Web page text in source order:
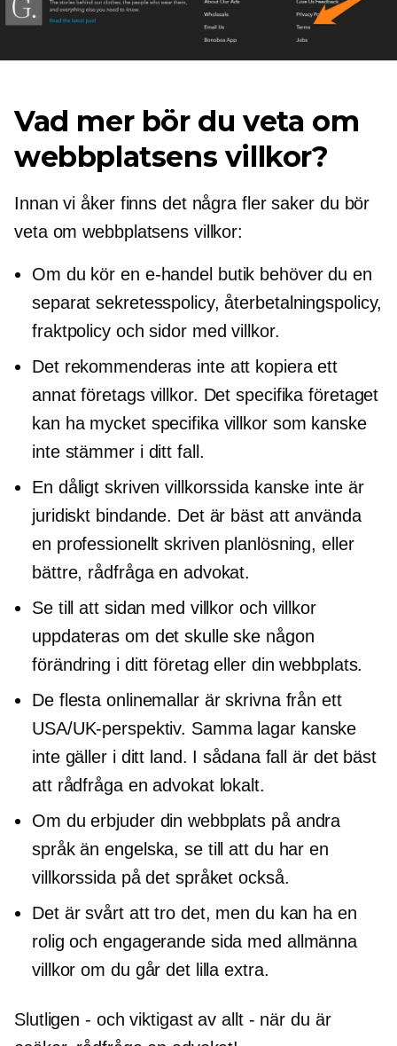
Vad mer bör du veta om
webbplatsens villkor?
Innan vi åker finns det några fler saker du bör
veta om webbplatsens villkor:
Om du kör en e-handel butik behöver du en
separat sekretesspolicy, återbetalningspolicy,
fraktpolicy och sidor med villkor.
Det rekommenderas inte att kopiera ett
annat företags villkor. Det specifika företaget
kan ha mycket specifika villkor som kanske
inte stämmer i ditt fall.
En dåligt skriven villkorssida kanske inte är
juridiskt bindande. Det är bäst att använda
en professionellt skriven planlösning, eller
bättre, rådfråga en advokat.
Se till att sidan med villkor och villkor
uppdateras om det skulle ske någon
förändring i ditt företag eller din webbplats.
De flesta onlinemallar är skrivna från ett
USA/UK-perspektiv. Samma lagar kanske
inte gäller i ditt land. I sådana fall är det bäst
att rådfråga en advokat lokalt.
Om du erbjuder din webbplats på andra
språk än engelska, se till att du har en
villkorssida på det språket också.
Det är svårt att tro det, men du kan ha en
rolig och engagerande sida med allmänna
villkor om du går det lilla extra.
Slutligen - och viktigast av allt - när du är